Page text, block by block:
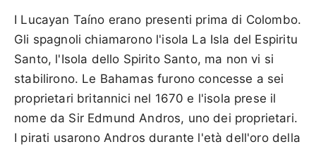
I Lucayan Taíno erano presenti prima di Colombo.
Gli spagnoli chiamarono l'isola La Isla del Espiritu
Santo, l'Isola dello Spirito Santo, ma non vi si
stabilirono. Le Bahamas furono concesse a sei
proprietari britannici nel 1670 e l'isola prese il
nome da Sir Edmund Andros, uno dei proprietari.
I pirati usarono Andros durante l'età dell'oro della